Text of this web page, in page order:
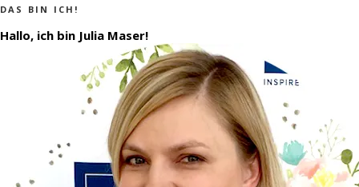
DAS BIN ICH!
Hallo, ich bin Julia Maser!